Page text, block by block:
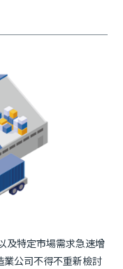
及特定市場需求急速增
公司不得不重新檢討